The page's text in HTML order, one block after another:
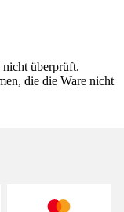
überprüft.
die die Ware nicht